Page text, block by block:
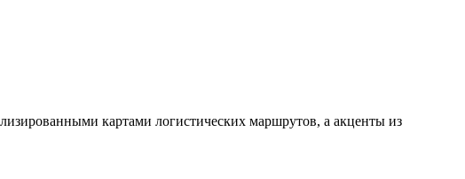
картами логистических маршрутов, а акценты из